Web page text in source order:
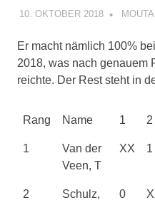
10. OKTOBER 2018
Er macht nämlich 100%
2018, was nach genauem
reichte. Der Rest steht in
Rang Name 1 2
1
Van der
Veen, T
XX 1
2
Schulz,
0